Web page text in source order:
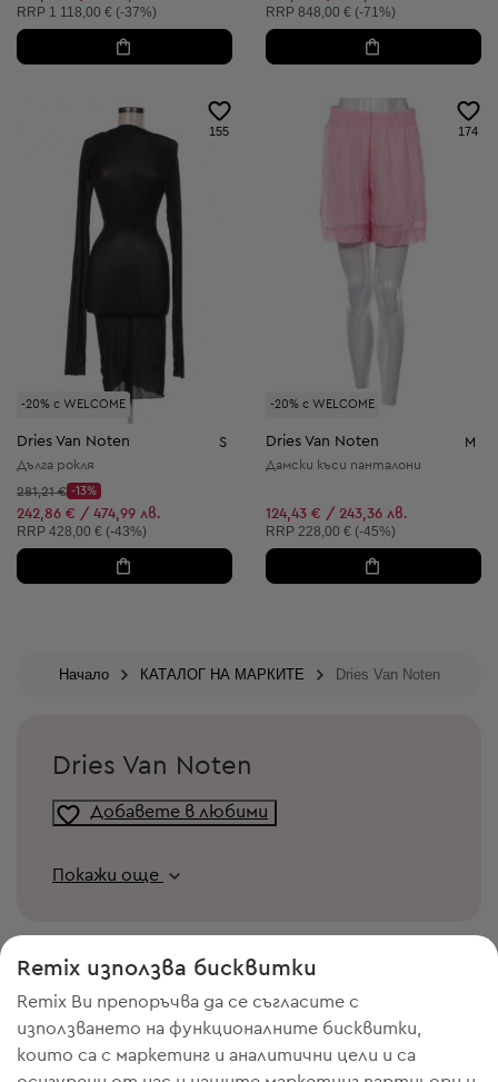
Препоръчителна цена:
RRP 1 118,00 € (-37%) Препоръчителна цена:
RRP 848,00 € (-71%)
-20% с WELCOME
155
Dries Van Noten S
Дълга рокля
Начална цена:
281,21 €
Discount Price:
-13%
Намалена цена:
242,86 € / 474,99 лв.
Препоръчителна цена:
RRP 428,00 € (-43%)
-20% с WELCOME
174
Dries Van Noten M
Дамски къси панталони
124,43 € / 243,36 лв.
Препоръчителна цена:
RRP 228,00 € (-45%)
Начало КАТАЛОГ НА МАРКИТЕ Dries Van Noten
Dries Van Noten
Добавете в любими
Покажи още
Remix използва бисквитки
Remix Ви препоръчва да се съгласите с
използването на функционалните бисквитки,
които са с маркетинг и аналитични цели и са